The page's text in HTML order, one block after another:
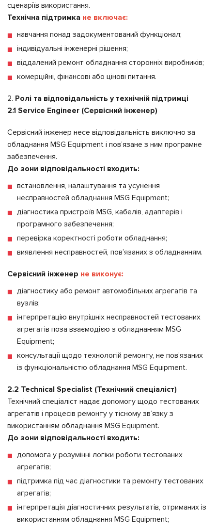
сценаріїв використання.
Технічна підтримка не включає:
навчання понад задокументований функціонал;
індивідуальні інженерні рішення;
віддалений ремонт обладнання сторонніх виробників;
комерційні, фінансові або цінові питання.
Ролі та відповідальність у технічній підтримці
2.1 Service Engineer (Сервісний інженер)
Сервісний інженер несе відповідальність виключно за
обладнання MSG Equipment і пов’язане з ним програмне
забезпечення.
До зони відповідальності входить:
встановлення, налаштування та усунення
несправностей обладнання MSG Equipment;
діагностика пристроїв MSG, кабелів, адаптерів і
програмного забезпечення;
перевірка коректності роботи обладнання;
виявлення несправностей, пов’язаних з обладнанням.
Сервісний інженер не виконує:
діагностику або ремонт автомобільних агрегатів та
вузлів;
інтерпретацію внутрішніх несправностей тестованих
агрегатів поза взаємодією з обладнанням MSG
Equipment;
консультації щодо технологій ремонту, не пов’язаних
із функціональністю обладнання MSG Equipment.
2.2 Technical Specialist (Технічний спеціаліст)
Технічний спеціаліст надає допомогу щодо тестованих
агрегатів і процесів ремонту у тісному зв’язку з
використанням обладнання MSG Equipment.
До зони відповідальності входить:
допомога у розумінні логіки роботи тестованих
агрегатів;
підтримка під час діагностики та ремонту тестованих
агрегатів;
інтерпретація діагностичних результатів, отриманих із
використанням обладнання MSG Equipment;